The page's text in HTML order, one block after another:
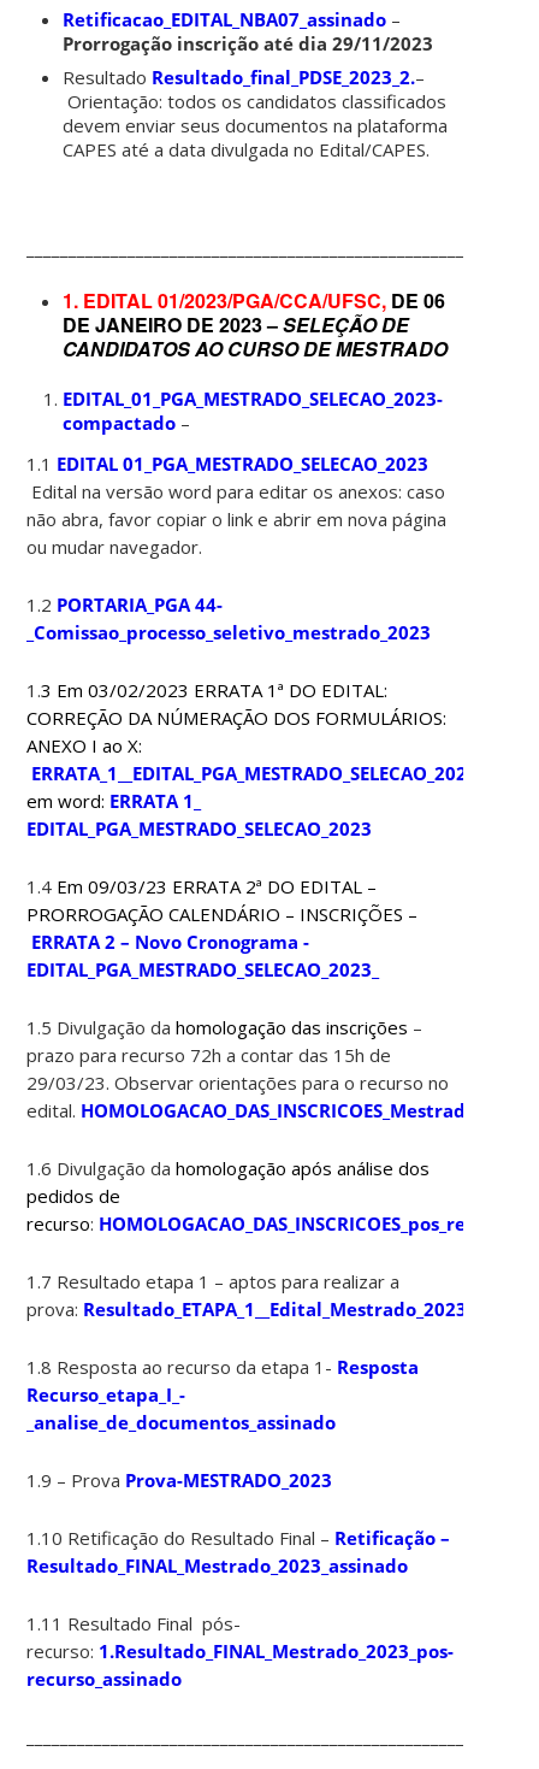
Retificacao_EDITAL_NBA07_assinado –
Prorrogação inscrição até dia 29/11/2023
Resultado Resultado_final_PDSE_2023_2.–
Orientação: todos os candidatos classificados
devem enviar seus documentos na plataforma
CAPES até a data divulgada no Edital/CAPES.
1. EDITAL 01/2023/PGA/CCA/UFSC, DE 06
DE JANEIRO DE 2023 –SELEÇÃO DE
CANDIDATOS AO CURSO DE MESTRADO
EDITAL_01_PGA_MESTRADO_SELECAO_2023-
compactado –
1.1 EDITAL 01_PGA_MESTRADO_SELECAO_2023
Edital na versão word para editar os anexos: caso
não abra, favor copiar o link e abrir em nova página
ou mudar navegador.
1.2 PORTARIA_PGA 44-
_Comissao_processo_seletivo_mestrado_2023
1.3 Em 03/02/2023 ERRATA 1ª DO EDITAL:
CORREÇÃO DA NÚMERAÇÃO DOS FORMULÁRIOS:
ANEXO I ao X:
ERRATA_1__EDITAL_PGA_MESTRADO_SELECAO_2023
em word: ERRATA 1_
EDITAL_PGA_MESTRADO_SELECAO_2023
1.4 Em 09/03/23 ERRATA 2ª DO EDITAL –
PRORROGAÇÃO CALENDÁRIO – INSCRIÇÕES –
ERRATA 2 – Novo Cronograma -
EDITAL_PGA_MESTRADO_SELECAO_2023_
1.5 Divulgação da homologação das inscrições –
prazo para recurso 72h a contar das 15h de
29/03/23. Observar orientações para o recurso no
edital. HOMOLOGACAO_DAS_INSCRICOES_Mestrado_2023
1.6 Divulgação dahomologação após análise dos
pedidos de
recurso:
1.7 Resultado etapa 1 – aptos para realizar a
prova:
1.8 Resposta ao recurso da etapa 1- Resposta
Recurso_etapa_I_-
_analise_de_documentos_assinado
1.9 – Prova Prova-MESTRADO_2023
1.10 Retificação do Resultado Final – Retificação –
Resultado_FINAL_Mestrado_2023_assinado
1.11 Resultado Final pós-
recurso: 1.Resultado_FINAL_Mestrado_2023_pos-
recurso_assinado